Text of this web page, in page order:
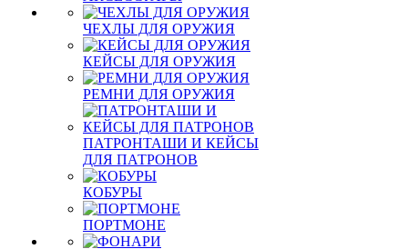
ЧЕХЛЫ ДЛЯ ОРУЖИЯ
КЕЙСЫ ДЛЯ ОРУЖИЯ
РЕМНИ ДЛЯ ОРУЖИЯ
ПАТРОНТАШИ И КЕЙСЫ
ДЛЯ ПАТРОНОВ
КОБУРЫ
ПОРТМОНЕ